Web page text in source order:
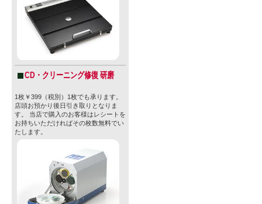
CD・クリーニング修復 研磨
1枚￥399（税別）1枚でも承ります。
店頭お預かり後日引き取りとなりま
す。 当店で購入のお客様はレシートを
お持ちいただければその枚数無料でい
たします。